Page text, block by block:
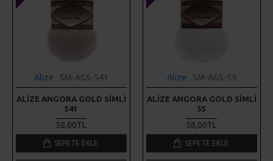
Alize SM-AGS-541
ALIZE ANGORA GOLD SIMLI
541
58,00TL
SEPETE EKLE
Alize SM-AGS-55
ALIZE ANGORA GOLD SIMLI
55
58,00TL
SEPETE EKLE